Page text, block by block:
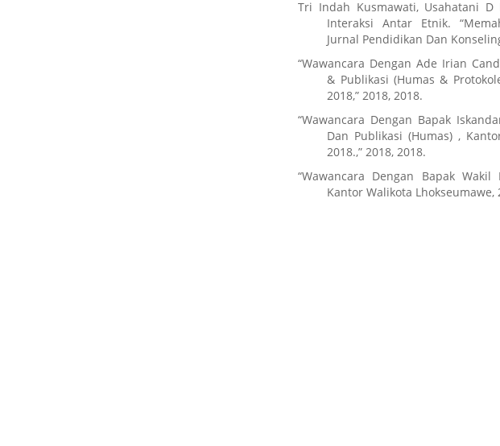
Tri Indah Kusmawati, Usahatani
Interaksi Antar Etnik.
Jurnal Pendidikan Dan
“Wawancara Dengan Ade Irian
& Publikasi (Humas &
2018,” 2018, 2018.
“Wawancara Dengan Bapak
Dan Publikasi (Humas) ,
2018.,” 2018, 2018.
“Wawancara Dengan Bapak Wakil
Kantor Walikota Lhokseumawe,